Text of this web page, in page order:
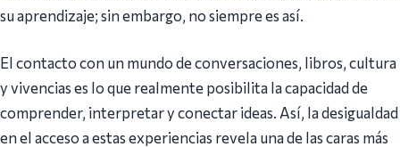
su aprendizaje; sin embargo, no siempre es así.
El contacto con un mundo de conversaciones, libros, cultura
y vivencias es lo que realmente posibilita la capacidad de
comprender, interpretar y conectar ideas. Así, la desigualdad
en el acceso a estas experiencias revela una de las caras más